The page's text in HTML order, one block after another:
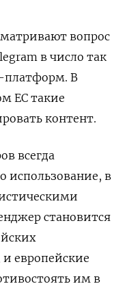
вопрос
в число так
платформ. В
ЕС такие
контент.
всегда
использование, в
становится
европейские
им в